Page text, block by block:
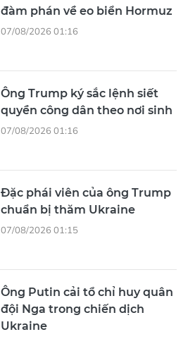
đàm phán về eo biển Hormuz
07/08/2026 01:16
Ông Trump ký sắc lệnh siết
quyền công dân theo nơi sinh
07/08/2026 01:16
Đặc phái viên của ông Trump
chuẩn bị thăm Ukraine
07/08/2026 01:15
Ông Putin cải tổ chỉ huy quân
đội Nga trong chiến dịch
Ukraine